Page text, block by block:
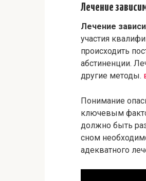
Лечение
Лечение
участия
происходить
абстиненции.
другие методы.
Понимание
ключевым
должно быть
сном
адекватного